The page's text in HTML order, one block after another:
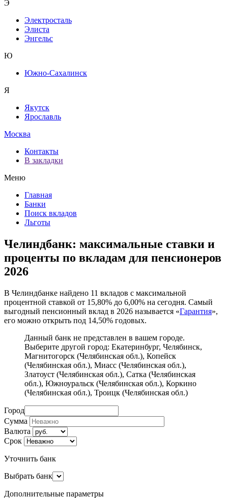
Э
Электросталь
Элиста
Энгельс
Ю
Южно-Сахалинск
Я
Якутск
Ярославль
Москва
Контакты
В закладки
Меню
Главная
Банки
Поиск вкладов
Льготы
Челиндбанк: максимальные ставки и
проценты по вкладам для пенсионеров
2026
В Челиндбанке найдено 11 вкладов с максимальной
процентной ставкой от 15,80% до 6,00% на сегодня. Самый
выгодный пенсионный вклад в 2026 называется «Гарантия»,
его можно открыть под 14,50% годовых.
Данный банк не представлен в вашем городе.
Выберите другой город: Екатеринбург, Челябинск,
Магнитогорск (Челябинская обл.), Копейск
(Челябинская обл.), Миасс (Челябинская обл.),
Златоуст (Челябинская обл.), Сатка (Челябинская
обл.), Южноуральск (Челябинская обл.), Коркино
(Челябинская обл.), Троицк (Челябинская обл.)
Город
Сумма
Валюта
Срок
Уточнить банк
Выбрать банк
Дополнительные параметры